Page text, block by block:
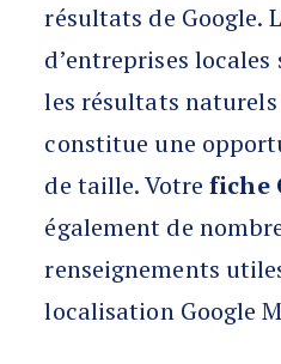
résultats de Google.
d’entreprises
les résultats naturels
constitue une
de taille. Votrefiche
également de
renseignements
localisation Google